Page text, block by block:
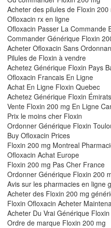
Acheter des pilules de Floxin
Ofloxacin rx en ligne
Ofloxacin Passer La Commande
Commander Générique Floxin
Acheter Ofloxacin Sans
Pilules de Floxin à vendre
Achetez Générique Floxin Pays
Ofloxacin Francais En Ligne
Achat En Ligne Floxin Quebec
Achetez Générique Floxin
Vente Floxin 200 mg En Ligne
Prix le moins cher Floxin
Ordonner Générique Floxin
Buy Ofloxacin Prices
Floxin 200 mg Montreal
Ofloxacin Achat Europe
Floxin 200 mg Pas Cher France
Ordonner Générique Floxin 200
Avis sur les pharmacies en ligne
Acheter des Floxin 200 mg
Floxin Ofloxacin Acheter
Acheter Du Vrai Générique
Ordre de marque Floxin 200 mg